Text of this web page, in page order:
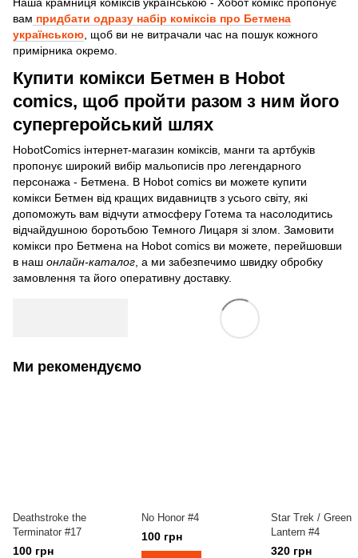
вам придбати одразу набір коміксів про Бетмена
українською , щоб ви не витрачали час на пошук кожного
примірника окремо.
Купити комікси Бетмен в Hobot
comics, щоб пройти разом з ним його
супергеройський шлях
HobotComics інтернет-магазин коміксів, манги та артбуків
пропонує широкий вибір мальописів про легендарного
персонажа - Бетмена. В Hobot comics ви можете купити
комікси Бетмен від кращих видавництв з усього світу, які
допоможуть вам відчути атмосферу Готема та насолодитись
відчайдушною боротьбою Темного Лицаря зі злом. Замовити
комікси про Бетмена на Hobot comics ви можете, перейшовши
в наш онлайн-каталог , а ми забезпечимо швидку обробку
замовлення та його оперативну доставку.
Ми рекомендуємо
Deathstroke the
Terminator #17
100 грн
No Honor #4
100 грн
Star Trek / Green
Lantern #4
320 грн